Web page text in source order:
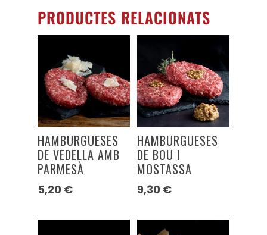
PRODUCTES RELACIONATS
HAMBURGUESES
DE VEDELLA AMB
PARMESÀ
5,20 €
HAMBURGUESES
DE BOU I
MOSTASSA
9,30 €